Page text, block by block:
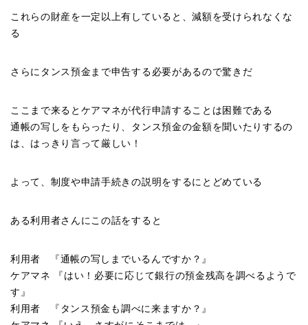
これらの財産を一定以上有していると、減額を受けられなくな
る
さらにタンス預金まで申告する必要があるので驚きだ
ここまで来るとケアマネが代行申請することは困難である
通帳の写しをもらったり、タンス預金の金額を聞いたりするの
は、はっきり言って厳しい！
よって、制度や申請手続きの説明をするにとどめている
ある利用者さんにこの話をすると
利用者 『通帳の写しまでいるんですか？』
ケアマネ 『はい！必要に応じて銀行の預金残高を調べるようで
す』
利用者 『タンス預金も調べに来ますか？』